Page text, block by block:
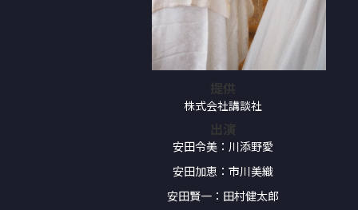
提供
株式会社講談社
出演
安⽥令美：川添野愛
安⽥加恵：市川美織
安⽥賢⼀：田村健太郎